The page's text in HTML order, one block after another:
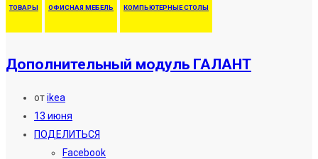
ТОВАРЫ ОФИСНАЯ МЕБЕЛЬ КОМПЬЮТЕРНЫЕ СТОЛЫ
Дополнительный модуль ГАЛАНТ
отikea
13 июня
ПОДЕЛИТЬСЯ
Facebook